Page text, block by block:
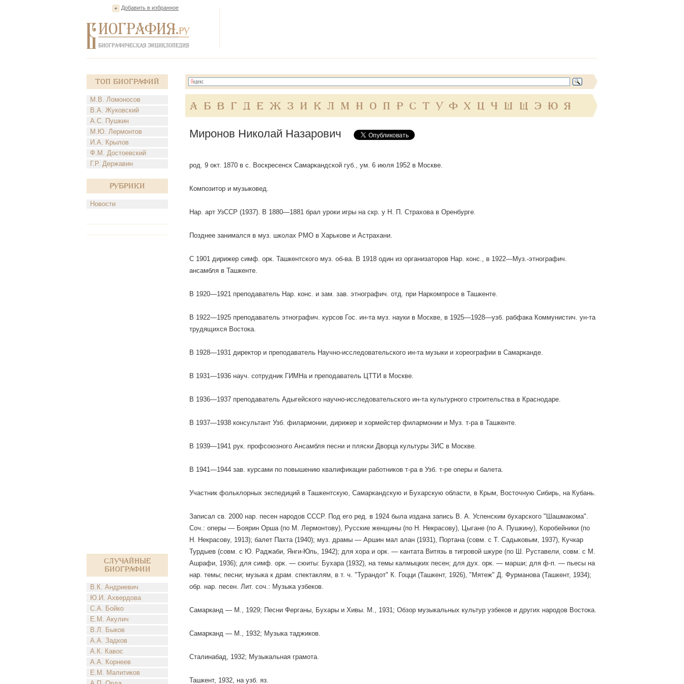
Добавить в избранное
Топ Биографий
М.В. Ломоносов
В.А. Жуковский
А.С. Пушкин
М.Ю. Лермонтов
И.А. Крылов
Ф.М. Достоевский
Г.Р. Державин
Рубрики
Новости
Случайные
биографии
В.К. Андриевич
Ю.И. Ахвердова
С.А. Бойко
Е.М. Акулич
В.Л. Быков
А.А. Задков
А.К. Кавос
А.А. Корнеев
Е.М. Малитиков
А Б В Г Д Е Ж З И К Л М Н О П Р С Т У Ф Х Ц Ч Ш Щ Э Ю Я
Миронов Николай Назарович
род. 9 окт. 1870 в с. Воскресенск Самаркандской губ., ум. 6 июля 1952 в Москве.
Композитор и музыковед.
Нар. арт УзССР (1937). В 1880—1881 брал уроки игры на скр. у Н. П. Страхова в Оренбурге.
Позднее занимался в муз. школах РМО в Харькове и Астрахани.
С 1901 дирижер симф. орк. Ташкентского муз. об-ва. В 1918 один из организаторов Нар. конс., в 1922—Муз.-этнографич.
ансамбля в Ташкенте.
В 1920—1921 преподаватель Нар. конс. и зам. зав. этнографич. отд. при Наркомпросе в Ташкенте.
В 1922—1925 преподаватель этнографич. курсов Гос. ин-та муз. науки в Москве, в 1925—1928—узб. рабфака Коммунистич. ун-та
трудящихся Востока.
В 1928—1931 директор и преподаватель Научно-исследовательского ин-та музыки и хореографии в Самарканде.
В 1931—1936 науч. сотрудник ГИМНа и преподаватель ЦТТИ в Москве.
В 1936—1937 преподаватель Адыгейского научно-исследовательского ин-та культурного строительства в Краснодаре.
В 1937—1938 консультант Узб. филармонии, дирижер и хормейстер филармонии и Муз. т-ра в Ташкенте.
В 1939—1941 рук. профсоюзного Ансамбля песни и пляски Дворца культуры ЗИС в Москве.
В 1941—1944 зав. курсами по повышению квалификации работников т-ра в Узб. т-ре оперы и балета.
Участник фольклорных экспедиций в Ташкентскую, Самаркандскую и Бухарскую области, в Крым, Восточную Сибирь, на Кубань.
Записал св. 2000 нар. песен народов СССР. Под его ред. в 1924 была издана запись В. А. Успенским бухарского "Шашмакома".
Соч.: оперы — Боярин Орша (по М. Лермонтову), Русские женщины (по Н. Некрасову), Цыгане (по А. Пушкину), Коробейники (по
Н. Некрасову, 1913); балет Пахта (1940); муз. драмы — Аршин мал алан (1931), Портана (совм. с Т. Садыковым, 1937), Кучкар
Турдыев (совм. с Ю. Раджаби, Янги-Юль, 1942); для хора и орк. — кантата Витязь в тигровой шкуре (по Ш. Руставели, совм. с М.
Ашрафи, 1936); для симф. орк. — сюиты: Бухара (1932), на темы калмыцких песен; для дух. орк. — марши; для ф-п. — пьесы на
нар. темы; песни; музыка к драм. спектаклям, в т. ч. "Турандот" К. Гоцци (Ташкент, 1926), "Мятеж" Д. Фурманова (Ташкент, 1934);
обр. нар. песен. Лит. соч.: Музыка узбеков.
Самарканд — М., 1929; Песни Ферганы, Бухары и Хивы. М., 1931; Обзор музыкальных культур узбеков и других народов Востока.
Самарканд — М., 1932; Музыка таджиков.
Сталинабад, 1932; Музыкальная грамота.
Ташкент, 1932, на узб. яз.